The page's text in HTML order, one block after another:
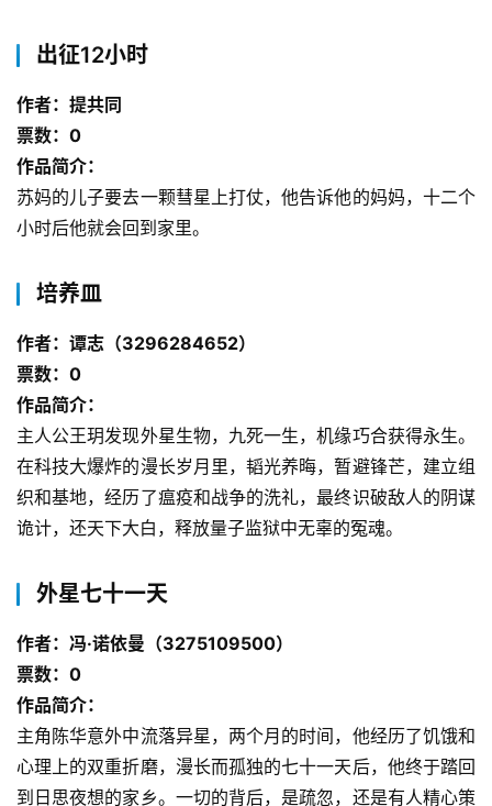
出征12小时
作者：提共同
票数：0
作品简介：
苏妈的儿子要去一颗彗星上打仗，他告诉他的妈妈，十二个
小时后他就会回到家里。
培养皿
作者：谭志（3296284652）
票数：0
作品简介：
主人公王玥发现外星生物，九死一生，机缘巧合获得永生。
在科技大爆炸的漫长岁月里，韬光养晦，暂避锋芒，建立组
织和基地，经历了瘟疫和战争的洗礼，最终识破敌人的阴谋
诡计，还天下大白，释放量子监狱中无辜的冤魂。
外星七十一天
作者：冯·诺依曼（3275109500）
票数：0
作品简介：
主角陈华意外中流落异星，两个月的时间，他经历了饥饿和
心理上的双重折磨，漫长而孤独的七十一天后，他终于踏回
到日思夜想的家乡。一切的背后，是疏忽，还是有人精心策